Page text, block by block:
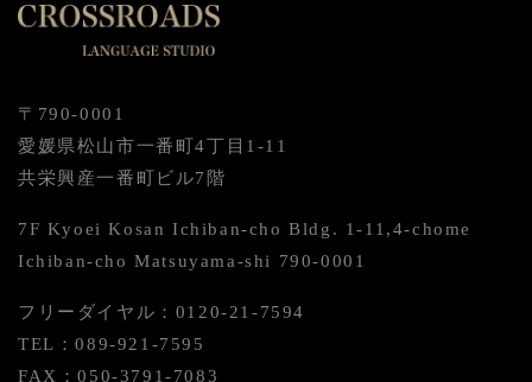
〒790-0001
愛媛県松山市一番町4丁目1-11
共栄興産一番町ビル7階
7F Kyoei Kosan Ichiban-cho Bldg. 1-11,4-chome
Ichiban-cho Matsuyama-shi 790-0001
フリーダイヤル：0120-21-7594
TEL：089-921-7595
FAX：050-3791-7083